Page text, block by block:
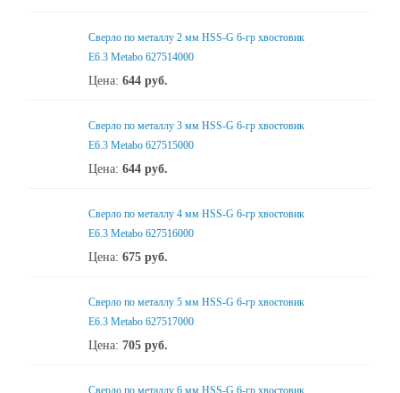
Сверло по металлу 2 мм HSS-G 6-гр хвостовик
Е6.3 Metabo 627514000
Цена: 644 руб.
Сверло по металлу 3 мм HSS-G 6-гр хвостовик
Е6.3 Metabo 627515000
Цена: 644 руб.
Сверло по металлу 4 мм HSS-G 6-гр хвостовик
Е6.3 Metabo 627516000
Цена: 675 руб.
Сверло по металлу 5 мм HSS-G 6-гр хвостовик
Е6.3 Metabo 627517000
Цена: 705 руб.
Сверло по металлу 6 мм HSS-G 6-гр хвостовик